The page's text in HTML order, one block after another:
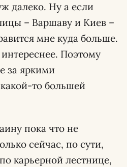
далеко. Ну а если
– Варшаву и Киев –
мне куда больше.
Поэтому
за яркими
то большей
пока что не
сейчас, по сути,
карьерной лестнице,